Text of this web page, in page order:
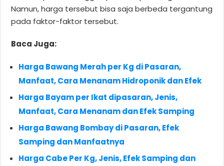
Namun, harga tersebut bisa saja berbeda tergantung
pada faktor-faktor tersebut.
Baca Juga:
Harga Bawang Merah per Kg di Pasaran,
Manfaat, Cara Menanam Hidroponik dan Efek
Harga Bayam per Ikat dipasaran, Jenis,
Manfaat, Cara Menanam dan Efek Samping
Harga Bawang Bombay di Pasaran, Efek
Samping dan Manfaatnya
Harga Cabe Per Kg, Jenis, Efek Samping dan